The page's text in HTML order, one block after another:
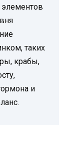
таких
крабы,
и